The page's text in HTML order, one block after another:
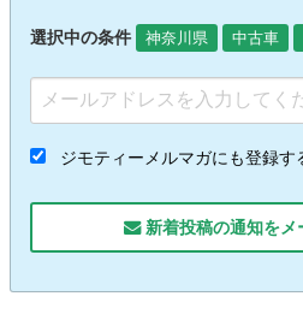
選択中の条件 神奈川県 中古車
ジモティーメルマガにも登録す
新着投稿の通知をメ